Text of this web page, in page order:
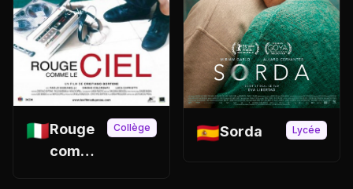
🇮🇹Rouge
comme
Collège 🇪🇸Sorda Lycée